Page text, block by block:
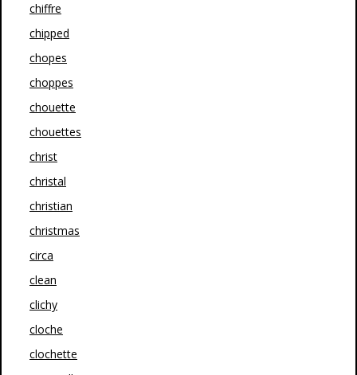
chiffre
chipped
chopes
choppes
chouette
chouettes
christ
christal
christian
christmas
circa
clean
clichy
cloche
clochette